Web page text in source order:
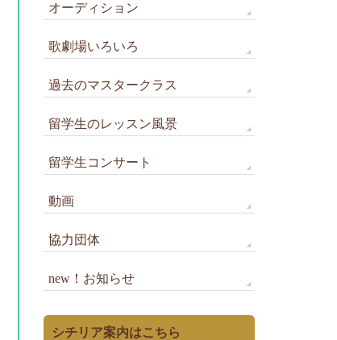
オーディション
歌劇場いろいろ
過去のマスタークラス
留学生のレッスン風景
留学生コンサート
動画
協力団体
new！お知らせ
シチリア案内はこちら